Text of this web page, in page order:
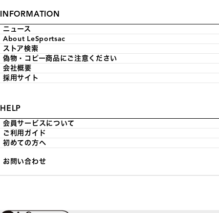
INFORMATION
ニュース
About LeSportsac
ストア検索
偽物・コピー商品にご注意ください
会社概要
採用サイト
HELP
会員サービスについて
ご利用ガイド
初めての方へ
お問い合わせ